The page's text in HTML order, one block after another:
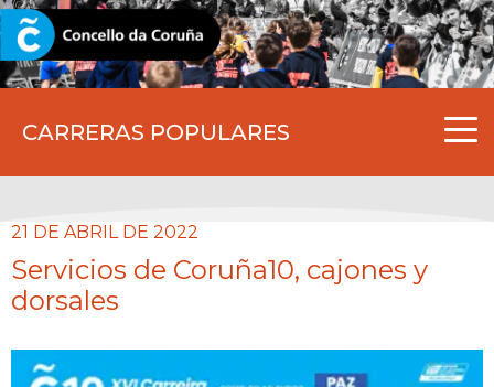
CARRERAS POPULARES
CORUNA.GAL
21 DE ABRIL DE 2022
Servicios de Coruña10, cajones y
dorsales